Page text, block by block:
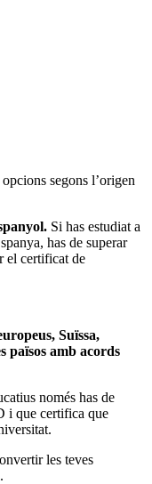
segons l’origen
Si has estudiat a
has de superar
el certificat de
Suïssa,
països amb acords
només has de
i que certifica que
les teves